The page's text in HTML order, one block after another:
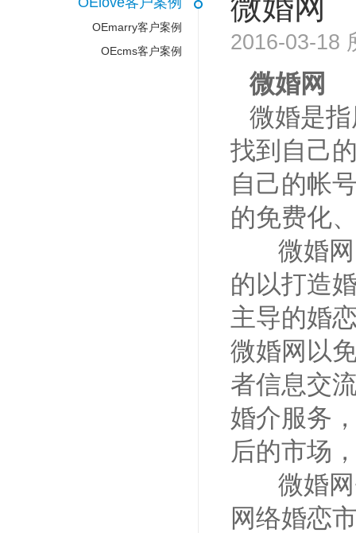
OEmarry客户案例
OEcms客户案例
微婚网
2016-03-18
微婚网
微婚是
找到自己
自己的帐
的免费化
微婚网
的以打造
主导的婚
微婚网以
者信息交
婚介服务
后的市场
微婚网
网络婚恋